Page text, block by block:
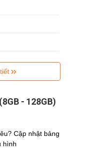
- 128GB)
Cập nhật bảng
hình